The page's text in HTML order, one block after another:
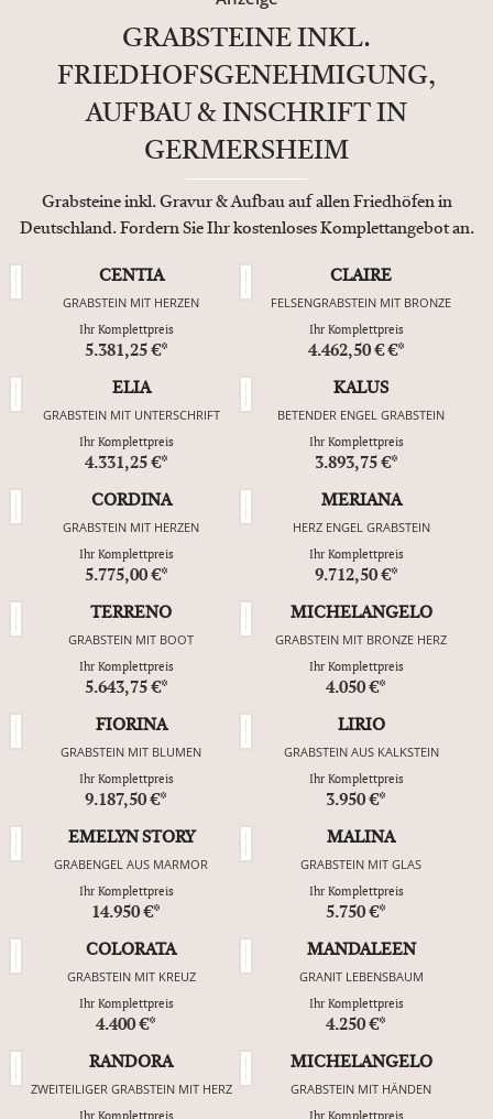
GRABSTEINE INKL.
FRIEDHOFSGENEHMIGUNG,
AUFBAU & INSCHRIFT IN
GERMERSHEIM
Grabsteine inkl. Gravur & Aufbau auf allen Friedhöfen in
Deutschland. Fordern Sie Ihr kostenloses Komplettangebot an.
CENTIA
GRABSTEIN MIT HERZEN
Ihr Komplettpreis
5.381,25 €*
CLAIRE
FELSENGRABSTEIN MIT BRONZE
Ihr Komplettpreis
4.462,50 € €*
ELIA
GRABSTEIN MIT UNTERSCHRIFT
Ihr Komplettpreis
4.331,25 €*
KALUS
BETENDER ENGEL GRABSTEIN
Ihr Komplettpreis
3.893,75 €*
CORDINA
GRABSTEIN MIT HERZEN
Ihr Komplettpreis
5.775,00 €*
MERIANA
HERZ ENGEL GRABSTEIN
Ihr Komplettpreis
9.712,50 €*
TERRENO
GRABSTEIN MIT BOOT
Ihr Komplettpreis
5.643,75 €*
MICHELANGELO
GRABSTEIN MIT BRONZE HERZ
Ihr Komplettpreis
4.050 €*
FIORINA
GRABSTEIN MIT BLUMEN
Ihr Komplettpreis
9.187,50 €*
LIRIO
GRABSTEIN AUS KALKSTEIN
Ihr Komplettpreis
3.950 €*
EMELYN STORY
GRABENGEL AUS MARMOR
Ihr Komplettpreis
14.950 €*
MALINA
GRABSTEIN MIT GLAS
Ihr Komplettpreis
5.750 €*
COLORATA
GRABSTEIN MIT KREUZ
Ihr Komplettpreis
4.400 €*
MANDALEEN
GRANIT LEBENSBAUM
Ihr Komplettpreis
4.250 €*
RANDORA
ZWEITEILIGER GRABSTEIN MIT HERZ
Ihr Komplettpreis
MICHELANGELO
GRABSTEIN MIT HÄNDEN
Ihr Komplettpreis